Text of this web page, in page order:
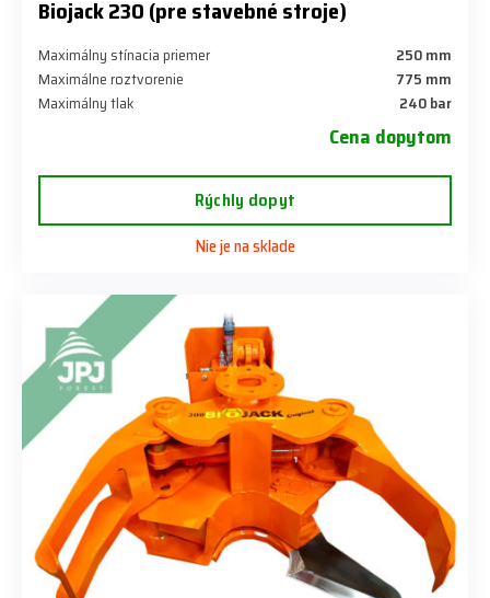
Biojack 230 (pre stavebné stroje)
Maximálny stínacia priemer
250 mm
Maximálne roztvorenie
775 mm
Maximálny tlak
240 bar
Cena dopytom
Rýchly dopyt
Nie je na sklade